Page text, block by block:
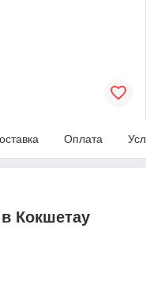
Оплата
Кокшетау